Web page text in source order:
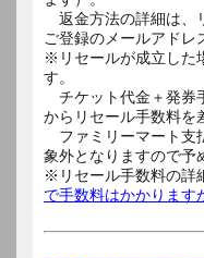
返金方法の詳細は、
ご登録のメールアドレ
※リセールが成立した
す。
チケット代金＋発券
からリセール手数料を
ファミリーマート支
象外となりますので予
※リセール手数料の詳
で手数料はかかります